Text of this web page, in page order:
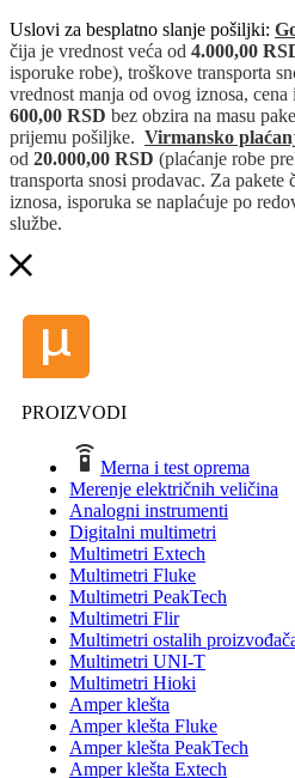
Uslovi za besplatno slanje pošiljki:
čija je vrednost veća od 4.000,00
isporuke robe), troškove transporta
vrednost manja od ovog iznosa,
600,00 RSD bez obzira na masu
prijemu pošiljke. Virmansko
od 20.000,00 RSD (plaćanje robe
transporta snosi prodavac. Za
iznosa, isporuka se naplaćuje po
službe.
PROIZVODI
Merna i test oprema
Merenje električnih veličina
Analogni instrumenti
Digitalni multimetri
Multimetri Extech
Multimetri Fluke
Multimetri PeakTech
Multimetri Flir
Multimetri ostalih
Multimetri UNI-T
Multimetri Hioki
Amper klešta
Amper klešta Fluke
Amper klešta PeakTech
Amper klešta Extech